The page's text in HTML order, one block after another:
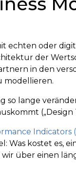
echten oder
der
in den
modellieren.
so lange
(„Design
Indicators
Was kostet es,
über einen